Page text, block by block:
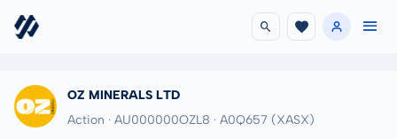
OZ MINERALS LTD
Action · AU000000OZL8 · A0Q657 (XASX)